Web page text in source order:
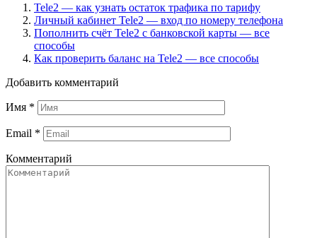
Tele2 — как узнать остаток трафика по тарифу
Личный кабинет Tele2 — вход по номеру телефона
Пополнить счёт Tele2 с банковской карты — все
способы
Как проверить баланс на Tele2 — все способы
Добавить комментарий
Имя *
Email *
Комментарий